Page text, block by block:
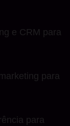
e CRM para
para
para